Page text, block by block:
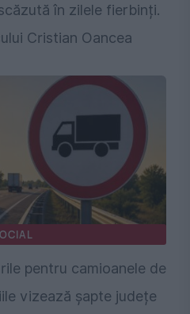
în zilele fierbinți.
Cristian Oancea
pentru camioanele de
vizează șapte județe